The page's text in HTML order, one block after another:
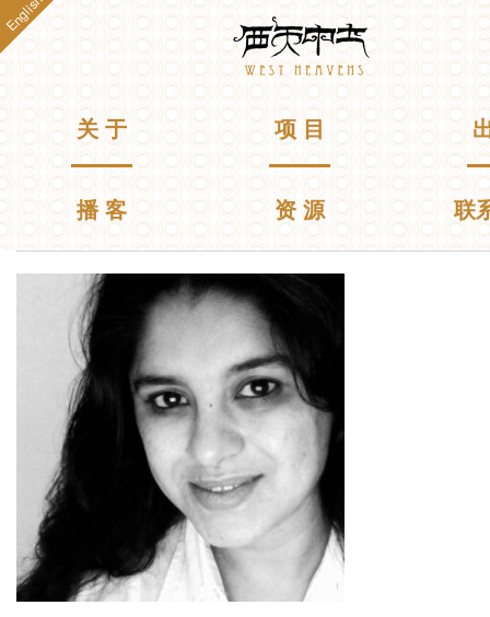
跳
转
到
主
要
内
容
Westheavens
English
主菜单 关 于 项 目
播 客 资 源 联